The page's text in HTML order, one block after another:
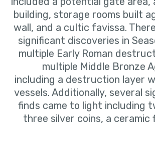
building, storage rooms built
wall, and a cultic favissa.
significant discoveries in
multiple Early Roman
multiple Middle Bronze
including a destruction layer
vessels. Additionally, several
finds came to light including
three silver coins, a ceramic